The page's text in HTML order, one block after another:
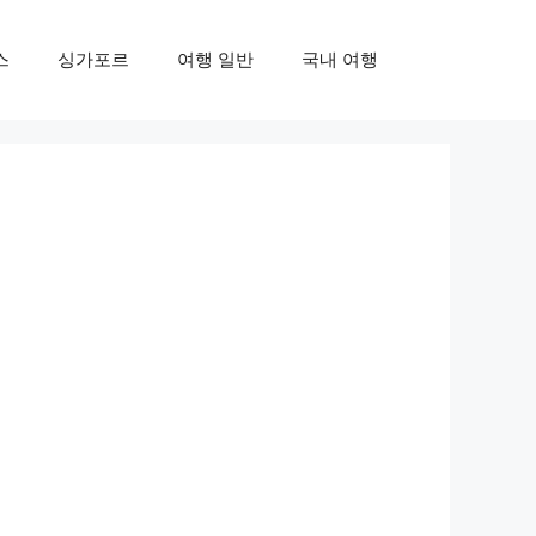
싱가포르 여행 일반 국내 여행